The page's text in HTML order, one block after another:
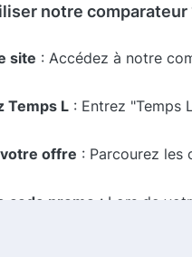
notre comparateur
site : Accédez à notre
Temps L : Entrez "Temps
offre : Parcourez les
code promo : Lors de